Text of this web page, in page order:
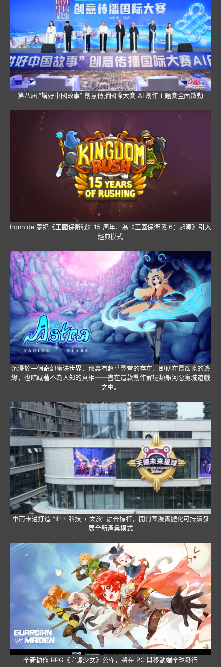
第八屆 “講好中國故事” 創意傳播國際大賽 AI 創作主題賽全面啟動
Ironhide 慶祝《王國保衛戰》15 周年，為《王國保衛戰 6：起源》引入
經典模式
沉浸於一個奇幻魔法世界，那裏有超乎尋常的存在，即便在最遙遠的邊
緣，也暗藏著不為人知的真相——盡在這款動作解謎類銀河惡魔城遊戲
之中。
中南卡通打造 “IP + 科技 + 文旅” 融合標杆，開創國漫實體化可持續發
展全新產業模式
全新動作 RPG《守護少女》公佈，將在 PC 與移動端全球發行